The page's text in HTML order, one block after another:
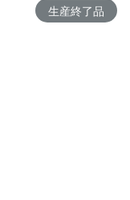
生産終了品